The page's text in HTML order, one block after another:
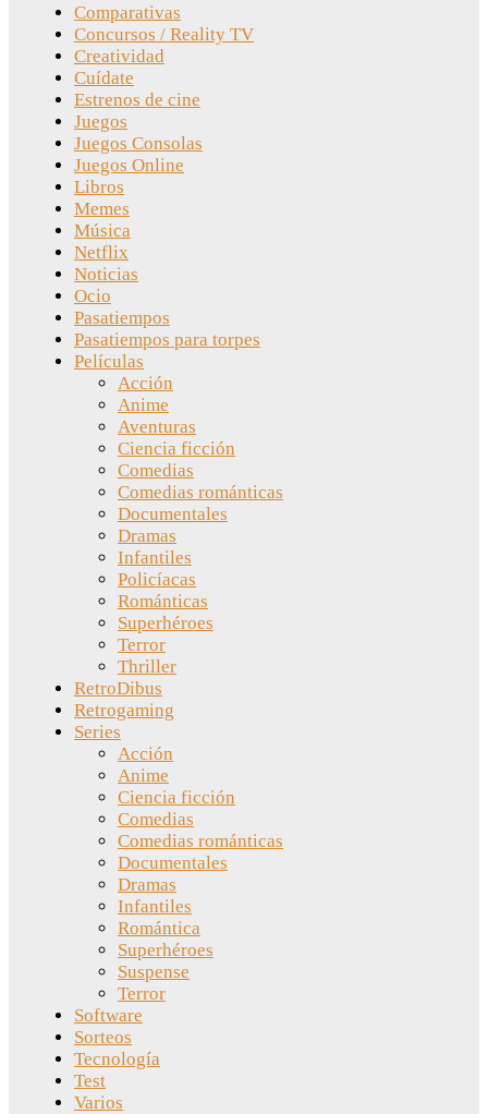
Comparativas
Concursos / Reality TV
Creatividad
Cuídate
Estrenos de cine
Juegos
Juegos Consolas
Juegos Online
Libros
Memes
Música
Netflix
Noticias
Ocio
Pasatiempos
Pasatiempos para torpes
Películas
Acción
Anime
Aventuras
Ciencia ficción
Comedias
Comedias románticas
Documentales
Dramas
Infantiles
Policíacas
Románticas
Superhéroes
Terror
Thriller
RetroDibus
Retrogaming
Series
Acción
Anime
Ciencia ficción
Comedias
Comedias románticas
Documentales
Dramas
Infantiles
Romántica
Superhéroes
Suspense
Terror
Software
Sorteos
Tecnología
Test
Varios